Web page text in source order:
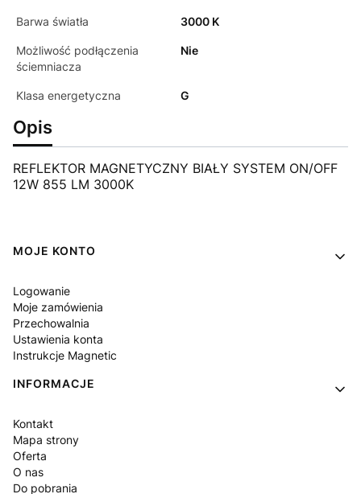
Barwa światła 3000 K
Możliwość podłączenia
ściemniacza
Nie
Klasa energetyczna G
Opis
REFLEKTOR MAGNETYCZNY BIAŁY SYSTEM ON/OFF
12W 855 LM 3000K
Linki w stopce
MOJE KONTO
Logowanie
Moje zamówienia
Przechowalnia
Ustawienia konta
Instrukcje Magnetic
INFORMACJE
Kontakt
Mapa strony
Oferta
O nas
Do pobrania